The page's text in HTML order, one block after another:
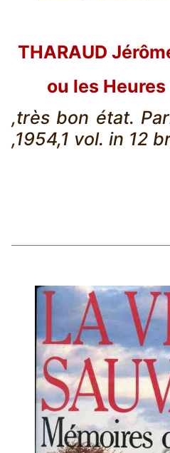
THARAUD
ou les
,très bon état.
,1954,1 vol. in 12